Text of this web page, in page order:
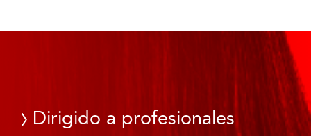
Dirigido a profesionales